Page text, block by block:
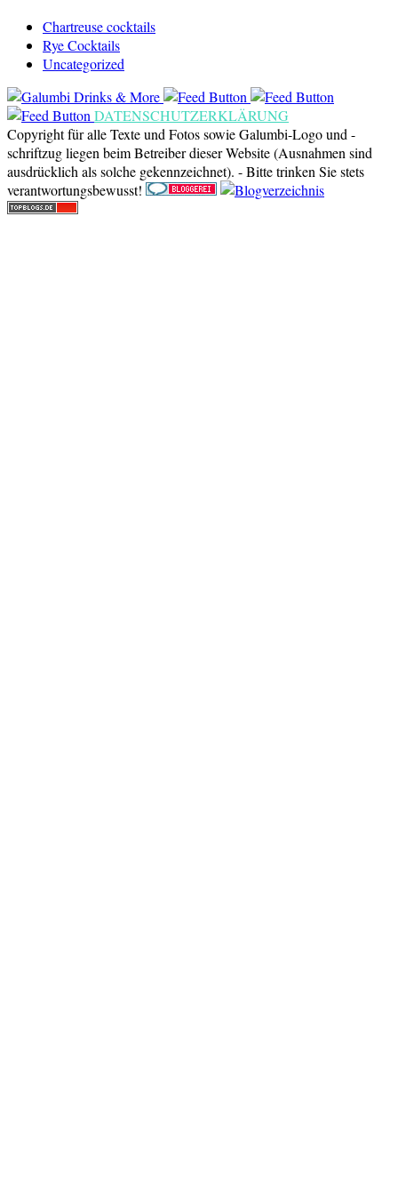
Chartreuse cocktails
Rye Cocktails
Uncategorized
DATENSCHUTZERKLÄRUNG
Copyright für alle Texte und Fotos sowie Galumbi-Logo und -
schriftzug liegen beim Betreiber dieser Website (Ausnahmen sind
ausdrücklich als solche gekennzeichnet). - Bitte trinken Sie stets
verantwortungsbewusst!